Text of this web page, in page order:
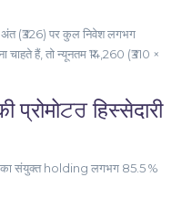
(₹326) पर कुल निवेश लगभग
हैं, तो न्यूनतम ₹14,260 (₹310 ×
हिस्सेदारी
का संयुक्त holding लगभग 85.5 %